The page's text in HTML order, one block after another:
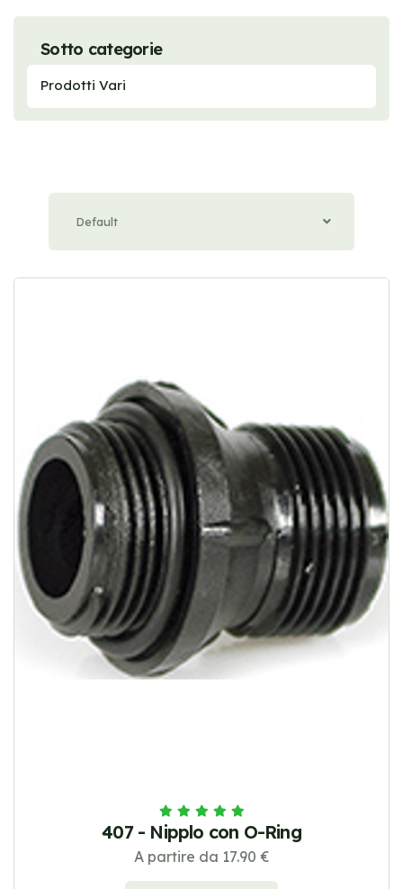
Sotto categorie
Prodotti Vari
Default
407 - Nipplo con O-Ring
A partire da 17.90 €